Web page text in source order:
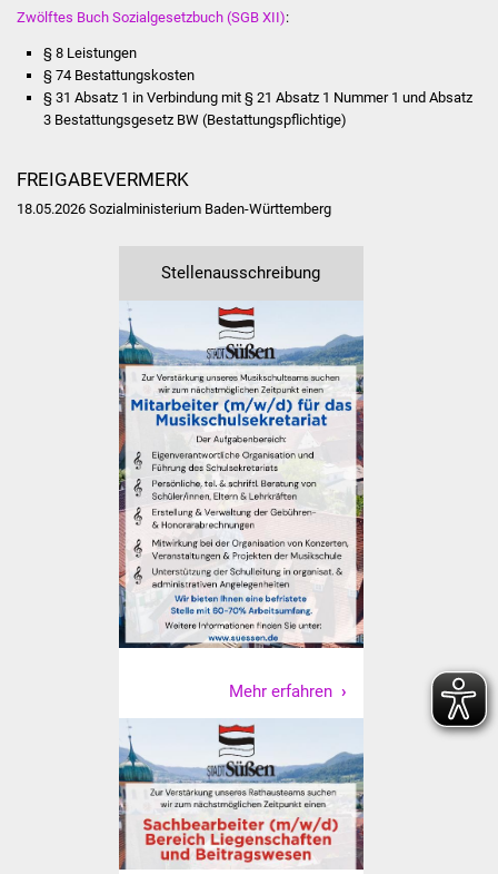
Schwäbischer Albtrauf
Industriekultur
Sommerwochen für
Seniorenwohn- und
Pflegeheim
Familien
Familientreff
Kinder und Jugendliche
Schülerferienprogramm
Freundeskreis Asyl
Ukraine-Hilfe
Wohnen
Zwölftes Buch Sozialgesetzbuch (SGB XII):
§ 8 Leistungen
§ 74 Bestattungskosten
§ 31 Absatz 1 in Verbindung mit § 21 Absatz 1 Nummer 1 und Absatz
3 Bestattungsgesetz BW (Bestattungspflichtige)
FREIGABEVERMERK
18.05.2026 Sozialministerium Baden-Württemberg
Stellenausschreibung
Mehr erfahren